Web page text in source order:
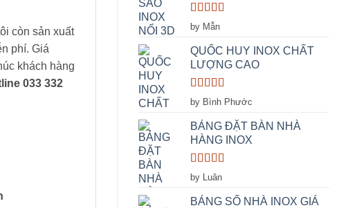
Rated5
of 5
by Mẫn
QUỐC HUY INOX CHẤT
LƯỢNG CAO
Rated5 out
of 5
by Bình Phước
BẢNG ĐẶT BÀN NHÀ
HÀNG INOX
Rated5
of 5
by Luân
BẢNG SỐ NHÀ INOX GIÁ
còn sản xuất
phí. Giá
khách hàng
033 332